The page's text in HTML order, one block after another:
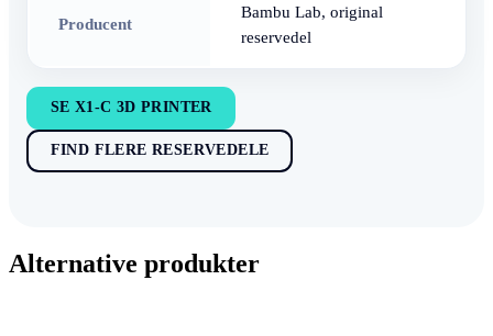
Producent
Bambu Lab, original
reservedel
SE X1-C 3D PRINTER
FIND FLERE RESERVEDELE
Alternative produkter